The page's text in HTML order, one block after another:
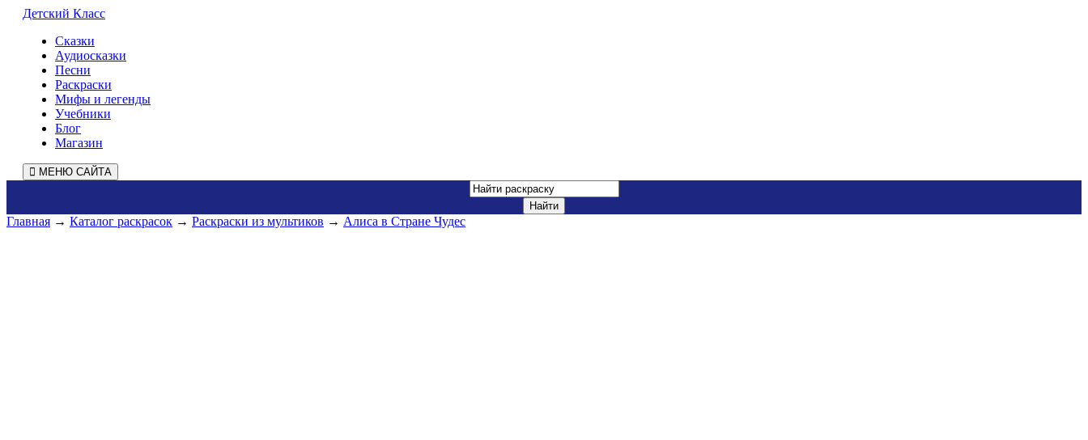
Детский Класс
Сказки
Аудиосказки
Песни
Раскраски
Мифы и легенды
Учебники
Блог
Магазин
МЕНЮ САЙТА
Главная → Каталог раскрасок → Раскраски из мультиков → Алиса в Стране Чудес